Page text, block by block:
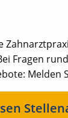
Fragen
Melden